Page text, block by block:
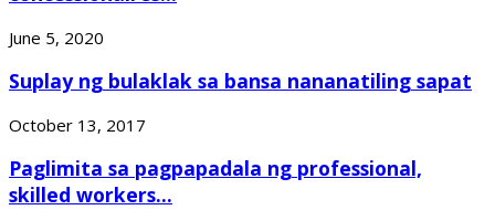
June 5, 2020
Suplay ng bulaklak sa bansa nananatiling sapat
October 13, 2017
Paglimita sa pagpapadala ng professional,
skilled workers...